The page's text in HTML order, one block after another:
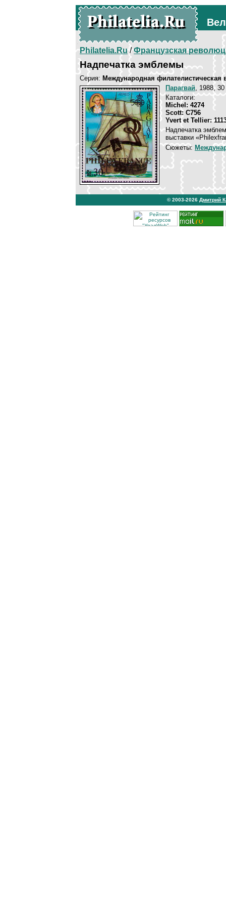
Philatelia.Ru/Французская
Надпечатка эмблемы
Серия: Международная филателистическая
Парагвай, 1988,
Каталоги:
Michel: 4274
Scott: C756
Yvert et Tellier:
Надпечатка
выставки
Сюжеты:
© 2003-2026 Дмитрий